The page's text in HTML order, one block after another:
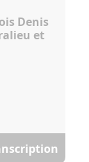
Denis
et